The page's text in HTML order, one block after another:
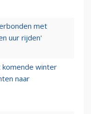
met
uur rijden'
komende winter
naar